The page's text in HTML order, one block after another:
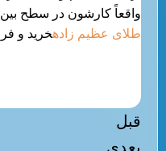
واقعاً کارشون در سطح
طلای عظیم زادهخرید و
قبل
بعدی